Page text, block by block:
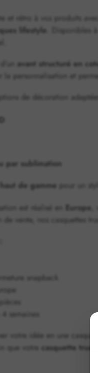
et rétro à vos produits
lifestyle . Disponibles
avant structuré en
la personnalisation et
de décoration
par sublimation
de gamme pour un
est réalisé en
Europe
de vente, nos casquettes
snapback
semaines
votre idée en une
que votre
casquette